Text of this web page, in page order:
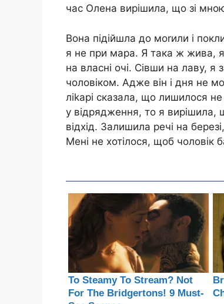
час Олена вирішила, що зі
Вона підійшла до моrили і
я не при мара. Я така ж жива,
на власні очі. Сівши на лаву, я
чоловіком. Адже він і дня не
ліkарі сказала, що лишилося
у відрядження, то я
відхід. Залишила речі на
Мені не хотілося, щоб чоловік